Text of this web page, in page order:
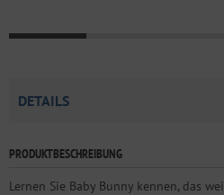
DETAILS
PRODUKTBESCHREIBUNG
Lernen Sie Baby Bunny kennen, das